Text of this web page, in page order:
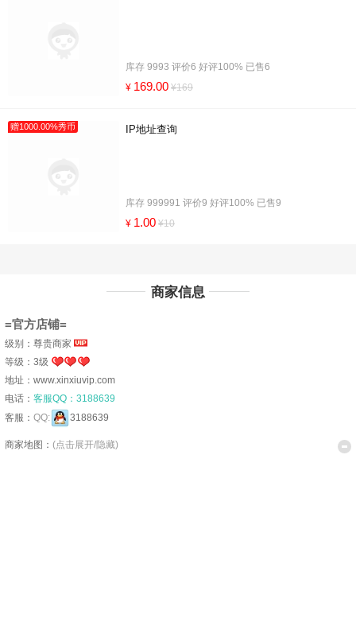
库存 9993 评价6 好评100% 已售6
¥ 169.00 ¥169
赠1000.00%秀币 IP地址查询
库存 999991 评价9 好评100% 已售9
¥ 1.00 ¥10
商家信息
=官方店铺=
级别：尊贵商家
等级：3级
地址：www.xinxiuvip.com
电话： 客服QQ：3188639
客服： QQ: 3188639
商家地图： (点击展开/隐藏)